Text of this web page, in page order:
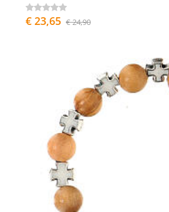
€ 23,65 € 24,90